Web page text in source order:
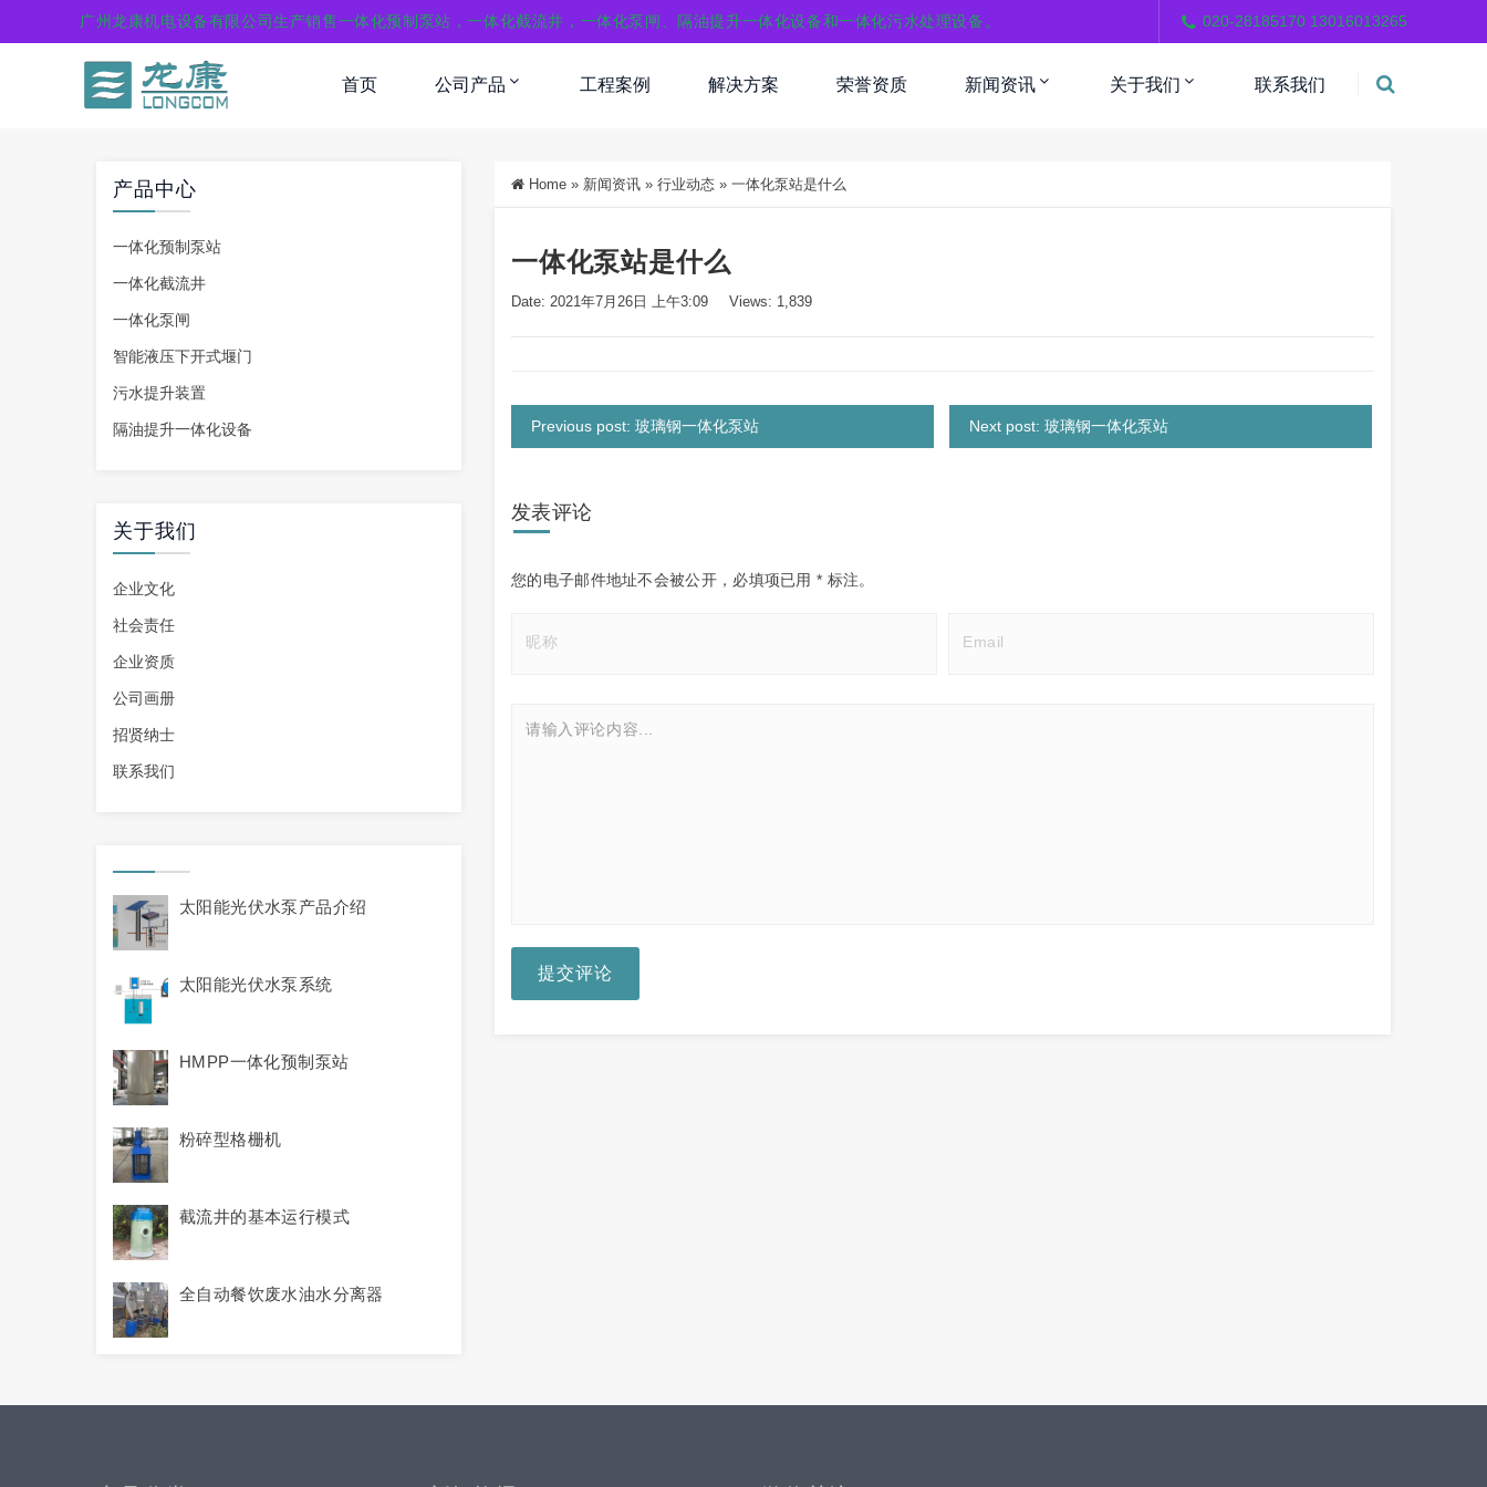
广州龙康机电设备有限公司生产销售一体化预制泵站，一体化截流井，一体化泵闸、隔油提升一体化设备和一体化污水处理设备。 020-28185170 13016013265
首页 公司产品 工程案例 解决方案 荣誉资质 新闻资讯 关于我们 联系我们
产品中心
一体化预制泵站
一体化截流井
一体化泵闸
智能液压下开式堰门
污水提升装置
隔油提升一体化设备
关于我们
企业文化
社会责任
企业资质
公司画册
招贤纳士
联系我们
太阳能光伏水泵产品介绍
太阳能光伏水泵系统
HMPP一体化预制泵站
粉碎型格栅机
截流井的基本运行模式
全自动餐饮废水油水分离器
Home » 新闻资讯 » 行业动态 » 一体化泵站是什么
一体化泵站是什么
Date: 2021年7月26日 上午3:09 Views: 1,839
Previous post: 玻璃钢一体化泵站 Next post: 玻璃钢一体化泵站
发表评论
您的电子邮件地址不会被公开， 必填项已用* 标注。
提交评论